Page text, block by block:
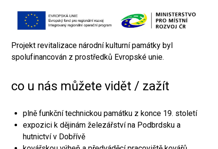
Projekt revitalizace národní kulturní památky byl
spolufinancován z prostředků Evropské unie.
co u nás můžete vidět / zažít
plně funkční technickou památku z konce 19. století
expozici k dějinám železářství na Podbrdsku a
hutnictví v Dobřívě